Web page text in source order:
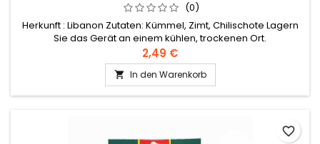
(0)
Herkunft : Libanon Zutaten: Kümmel, Zimt, Chilischote Lagern
Sie das Gerät an einem kühlen, trockenen Ort.
2,49 €
 In den Warenkorb
favorite_border